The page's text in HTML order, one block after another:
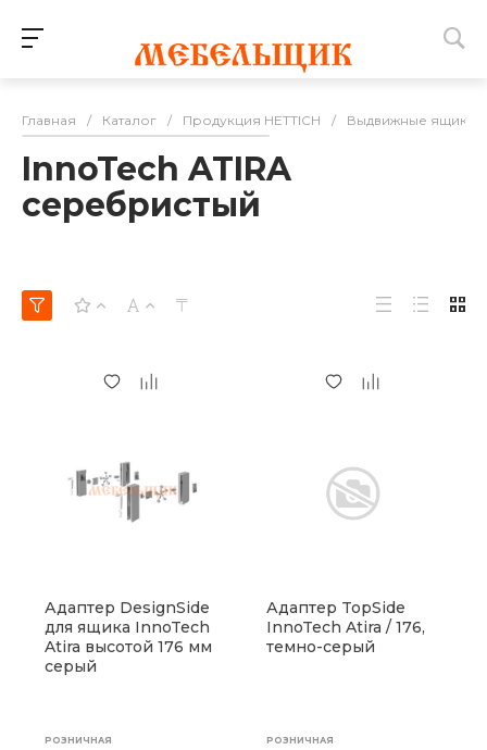
Главная / Каталог / Продукция HETTICH / Выдвижные ящики
InnoTech ATIRA
серебристый
Адаптер DesignSide
для ящика InnoTech
Atira высотой 176 мм
серый
РОЗНИЧНАЯ
Адаптер TopSide
InnoTech Atira / 176,
темно-серый
РОЗНИЧНАЯ